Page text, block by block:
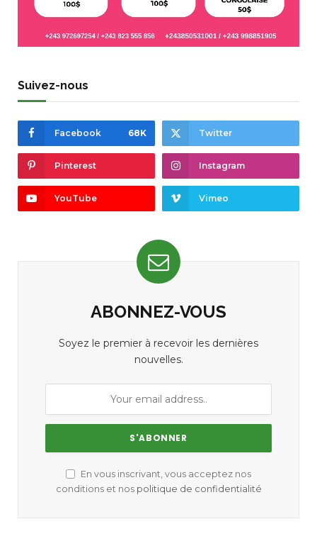
Suivez-nous
Facebook 68K Twitter
Pinterest Instagram
YouTube Vimeo
ABONNEZ-VOUS
Soyez le premier à recevoir les dernières
nouvelles.
En vous inscrivant, vous acceptez nos
conditions et nos politique de confidentialité